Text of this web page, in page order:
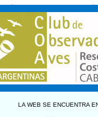
LA WEB SE ENCUENTRA